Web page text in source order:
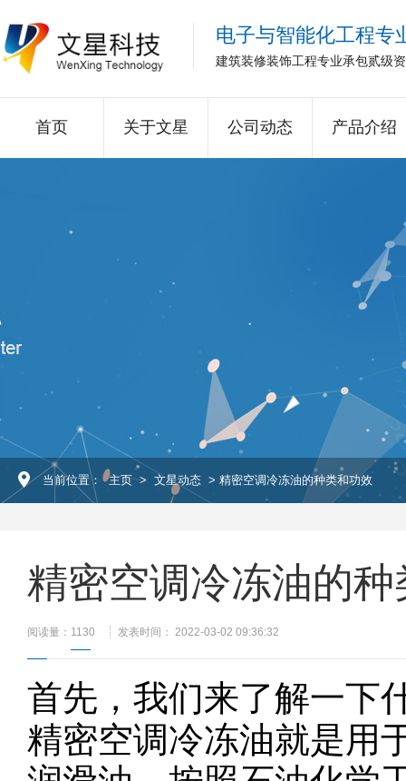
电子与智能化工程专
建筑装修装饰工程专业承包贰级
首页 关于文星 公司动态 产品介绍
当前位置： 主页 > 文星动态 > 精密空调冷冻油的种类和功效
精密空调冷冻油的
阅读量： 1130 发表时间： 2022-03-02 09:36:32
首先，我们来了解一下
精密空调冷冻油就是用